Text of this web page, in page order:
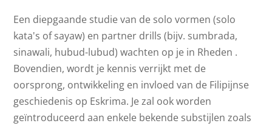
Een diepgaande studie van de solo vormen (solo
kata's of sayaw) en partner drills (bijv. sumbrada,
sinawali, hubud-lubud) wachten op je in Rheden .
Bovendien, wordt je kennis verrijkt met de
oorsprong, ontwikkeling en invloed van de Filipijnse
geschiedenis op Eskrima. Je zal ook worden
geïntroduceerd aan enkele bekende substijlen zoals